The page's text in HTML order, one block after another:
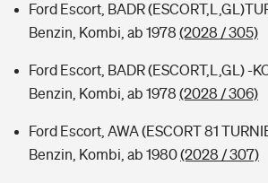
Ford Escort, BADR
Benzin, Kombi, ab 1978 (2028 / 305)
Ford Escort, BADR (ESCORT,L,GL) -
Benzin, Kombi, ab 1978 (2028 / 306)
Ford Escort, AWA (ESCORT 81
Benzin, Kombi, ab 1980(2028 / 307)